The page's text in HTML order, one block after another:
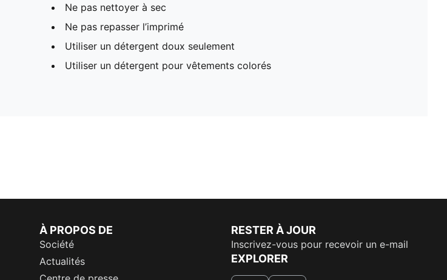
Ne pas nettoyer à sec
Ne pas repasser l’imprimé
Utiliser un détergent doux seulement
Utiliser un détergent pour vêtements colorés
À PROPOS DE
Société
Actualités
RESTER À JOUR
Inscrivez-vous pour recevoir un e-mail
EXPLORER